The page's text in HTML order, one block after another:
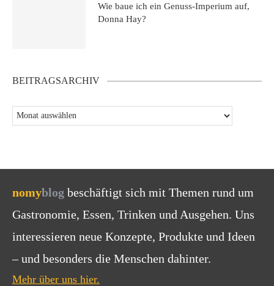
Wie baue ich ein Genuss-Imperium auf,
Donna Hay?
BEITRAGSARCHIV
nomyblog beschäftigt sich mit Themen rund um
Gastronomie, Essen, Trinken und Ausgehen. Uns
interessieren neue Konzepte, Produkte und Ideen
– und besonders die Menschen dahinter.
Mehr über uns hier.